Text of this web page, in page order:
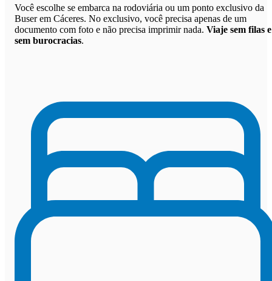
Você escolhe se embarca na rodoviária ou um ponto exclusivo da
Buser em Cáceres. No exclusivo, você precisa apenas de um
documento com foto e não precisa imprimir nada. Viaje sem filas e
sem burocracias.